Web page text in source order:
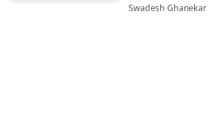
Swadesh Ghanekar